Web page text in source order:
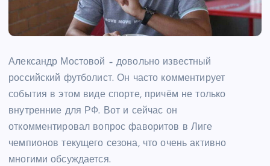
Александр Мостовой – довольно известный
российский футболист. Он часто комментирует
события в этом виде спорте, причём не только
внутренние для РФ. Вот и сейчас он
откомментировал вопрос фаворитов в Лиге
чемпионов текущего сезона, что очень активно
многими обсуждается.